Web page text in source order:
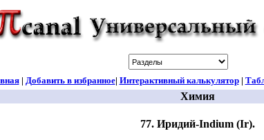
| Добавить в избранное| Интерактивный калькулятор|
Химия
77. Иридий-Indium (Ir).